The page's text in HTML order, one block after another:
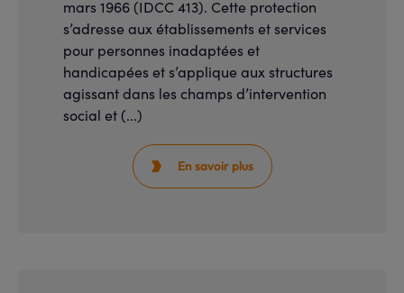
mars 1966 (IDCC 413). Cette protection
s’adresse aux établissements et services
pour personnes inadaptées et
handicapées et s’applique aux structures
agissant dans les champs d’intervention
social et (...)
 En savoir plus